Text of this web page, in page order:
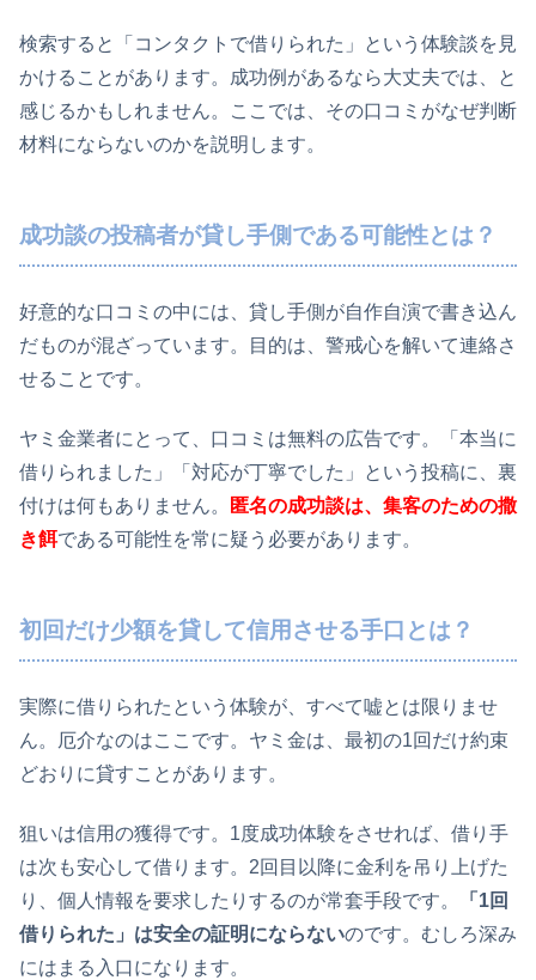
検索すると「コンタクトで借りられた」という体験談を見
かけることがあります。成功例があるなら大丈夫では、と
感じるかもしれません。ここでは、その口コミがなぜ判断
材料にならないのかを説明します。
成功談の投稿者が貸し手側である可能性とは？
好意的な口コミの中には、貸し手側が自作自演で書き込ん
だものが混ざっています。目的は、警戒心を解いて連絡さ
せることです。
ヤミ金業者にとって、口コミは無料の広告です。「本当に
借りられました」「対応が丁寧でした」という投稿に、裏
付けは何もありません。
匿名の成功談は、集客のための撒
き餌である可能性を常に疑う必要があります。
初回だけ少額を貸して信用させる手口とは？
実際に借りられたという体験が、すべて嘘とは限りませ
ん。厄介なのはここです。ヤミ金は、最初の1回だけ約束
どおりに貸すことがあります。
狙いは信用の獲得です。1度成功体験をさせれば、借り手
は次も安心して借ります。2回目以降に金利を吊り上げた
り、個人情報を要求したりするのが常套手段です。
「1回
借りられた」は安全の証明にならないのです。むしろ深み
にはまる入口になります。